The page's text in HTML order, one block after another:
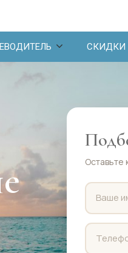
СКИДКИ
Оставьте